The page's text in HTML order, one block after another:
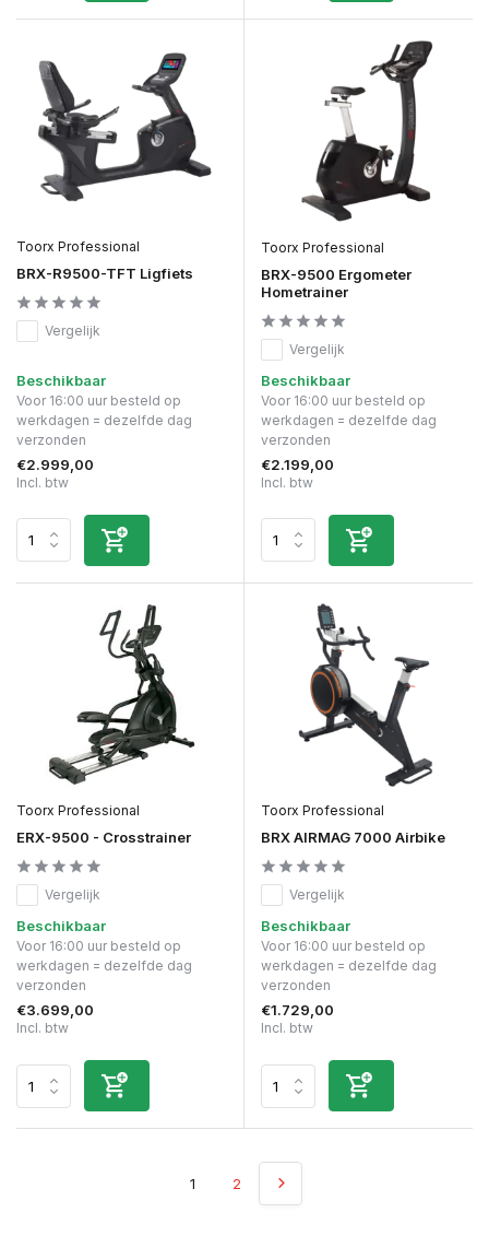
Toorx Professional
BRX-R9500-TFT Ligfiets
Vergelijk
Beschikbaar
Voor 16:00 uur besteld op
werkdagen = dezelfde dag
verzonden
€2.999,00
Incl. btw
Toorx Professional
BRX-9500 Ergometer
Hometrainer
Vergelijk
Beschikbaar
Voor 16:00 uur besteld op
werkdagen = dezelfde dag
verzonden
€2.199,00
Incl. btw
Toorx Professional
ERX-9500 - Crosstrainer
Vergelijk
Beschikbaar
Voor 16:00 uur besteld op
werkdagen = dezelfde dag
verzonden
€3.699,00
Incl. btw
Toorx Professional
BRX AIRMAG 7000 Airbike
Vergelijk
Beschikbaar
Voor 16:00 uur besteld op
werkdagen = dezelfde dag
verzonden
€1.729,00
Incl. btw
1 2